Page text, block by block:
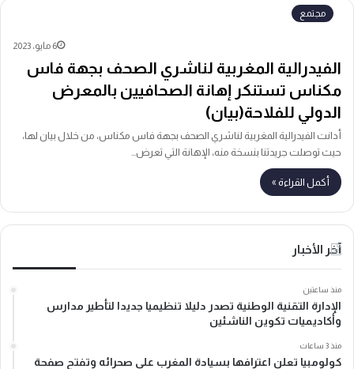
مجتمع
6 مايو، 2023
الفيدرالية المغربية لناشري الصحف بجهة فاس
مكناس تستنكر إهانة الصحافيين بالمعرض
الدولي للفلاحة(بيان)
أدانت الفيدرالية المغربية لناشري الصحف بجهة فاس مكناس، من خلال بيان لها،
حيث توصلت جريدتنا بنسخة منه، الإهانة التي تعرض…
أكمل القراءة »
آخر الأخبار
منذ ساعتين
الإدارة التقنية الوطنية تصدر دليلا تنظيميا جديدا لتأطير مدارس
وأكاديميات تكوين الناشئين
منذ 3 ساعات
كولومبيا تعلن اعترافها بسيادة المغرب على صحرائه وتفتح صفحة